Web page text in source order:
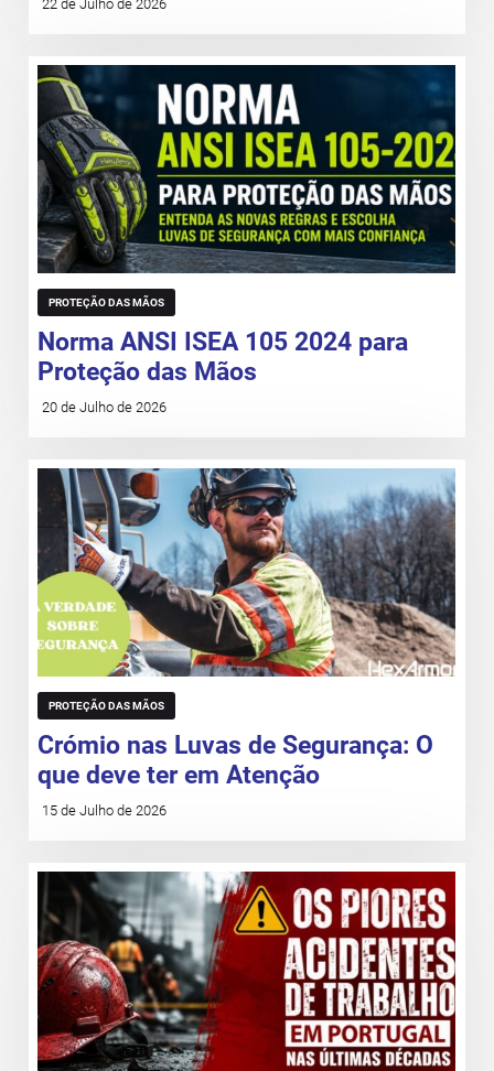
22 de Julho de 2026
PROTEÇÃO DAS MÃOS
Norma ANSI ISEA 105 2024 para
Proteção das Mãos
20 de Julho de 2026
PROTEÇÃO DAS MÃOS
Crómio nas Luvas de Segurança: O
que deve ter em Atenção
15 de Julho de 2026